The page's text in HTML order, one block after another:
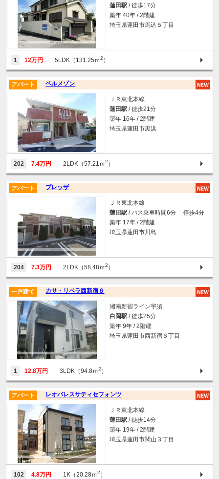
蓮田駅 / 徒歩17分
築年 40年 / 2階建
埼玉県蓮田市馬込５丁目
1 12万円 5LDK（131.25ｍ2 ）
ベルメゾン
アパート
ＪＲ東北本線
蓮田駅 / 徒歩21分
築年 16年 / 2階建
埼玉県蓮田市黒浜
202 7.4万円 2LDK（57.21ｍ2 ）
ブレッザ
アパート
ＪＲ東北本線
蓮田駅 / バス乗車時間6分 停歩4分
築年 17年 / 2階建
埼玉県蓮田市川島
204 7.3万円 2LDK（58.48ｍ2 ）
カサ・リベラ西新宿６
一戸建て
湘南新宿ライン宇須
白岡駅 / 徒歩25分
築年 9年 / 2階建
埼玉県蓮田市西新宿６丁目
1 12.8万円 3LDK（94.8ｍ2 ）
レオパレスサティセフォンツ
アパート
ＪＲ東北本線
蓮田駅 / 徒歩14分
築年 19年 / 2階建
埼玉県蓮田市関山３丁目
102 4.8万円 1K（20.28ｍ2 ）